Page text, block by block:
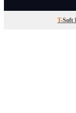
T-Soft